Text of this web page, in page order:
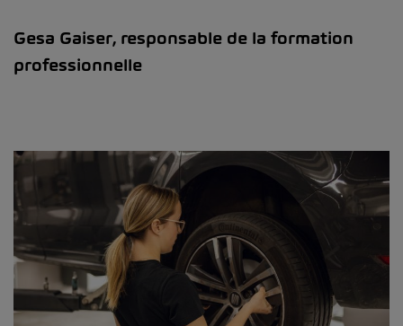
Gesa Gaiser, responsable de la formation
professionnelle